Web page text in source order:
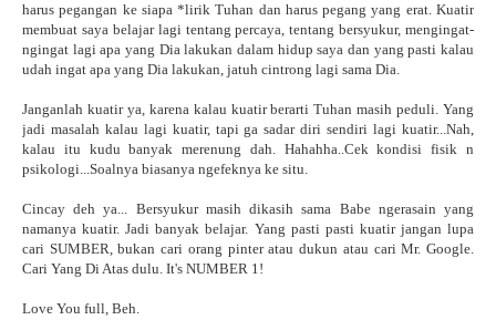
harus pegangan ke siapa *lirik Tuhan dan harus pegang yang erat. Kuatir
membuat saya belajar lagi tentang percaya, tentang bersyukur, mengingat-
ngingat lagi apa yang Dia lakukan dalam hidup saya dan yang pasti kalau
udah ingat apa yang Dia lakukan, jatuh cintrong lagi sama Dia.
Janganlah kuatir ya, karena kalau kuatir berarti Tuhan masih peduli. Yang
jadi masalah kalau lagi kuatir, tapi ga sadar diri sendiri lagi kuatir...Nah,
kalau itu kudu banyak merenung dah. Hahahha..Cek kondisi fisik n
psikologi...Soalnya biasanya ngefeknya ke situ.
Cincay deh ya... Bersyukur masih dikasih sama Babe ngerasain yang
namanya kuatir. Jadi banyak belajar. Yang pasti pasti kuatir jangan lupa
cari SUMBER, bukan cari orang pinter atau dukun atau cari Mr. Google.
Cari Yang Di Atas dulu. It's NUMBER 1!
Love You full, Beh.